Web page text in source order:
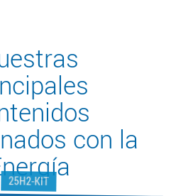
con la
25H2-KIT